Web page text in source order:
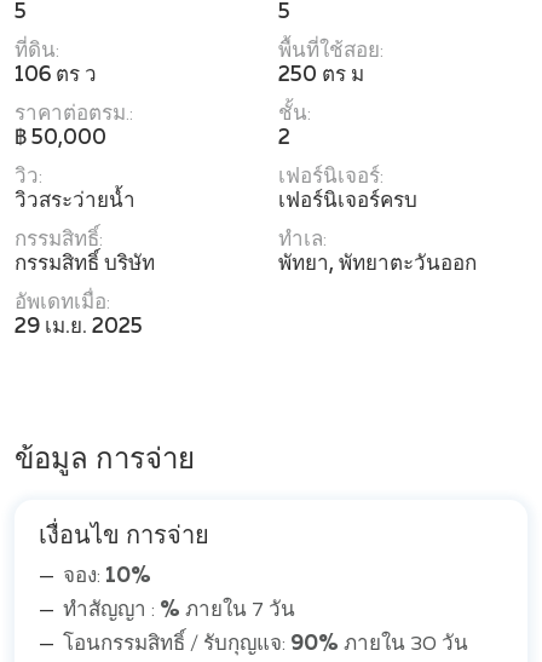
5
5
ที่ดิน:
106 ตร ว
พื้นที่ใช้สอย:
250 ตร ม
ราคาต่อตรม.:
฿ 50,000
ชั้น:
2
วิว:
วิวสระว่ายน้ำ
เฟอร์นิเจอร์:
เฟอร์นิเจอร์ครบ
กรรมสิทธิ์:
กรรมสิทธิ์ บริษัท
ทำเล:
พัทยา, พัทยาตะวันออก
อัพเดทเมื่อ:
29 เม.ย. 2025
ข้อมูล การจ่าย
เงื่อนไข การจ่าย
จอง: 10%
ทำสัญญา : % ภายใน 7 วัน
โอนกรรมสิทธิ์ / รับกุญแจ: 90% ภายใน 30 วัน